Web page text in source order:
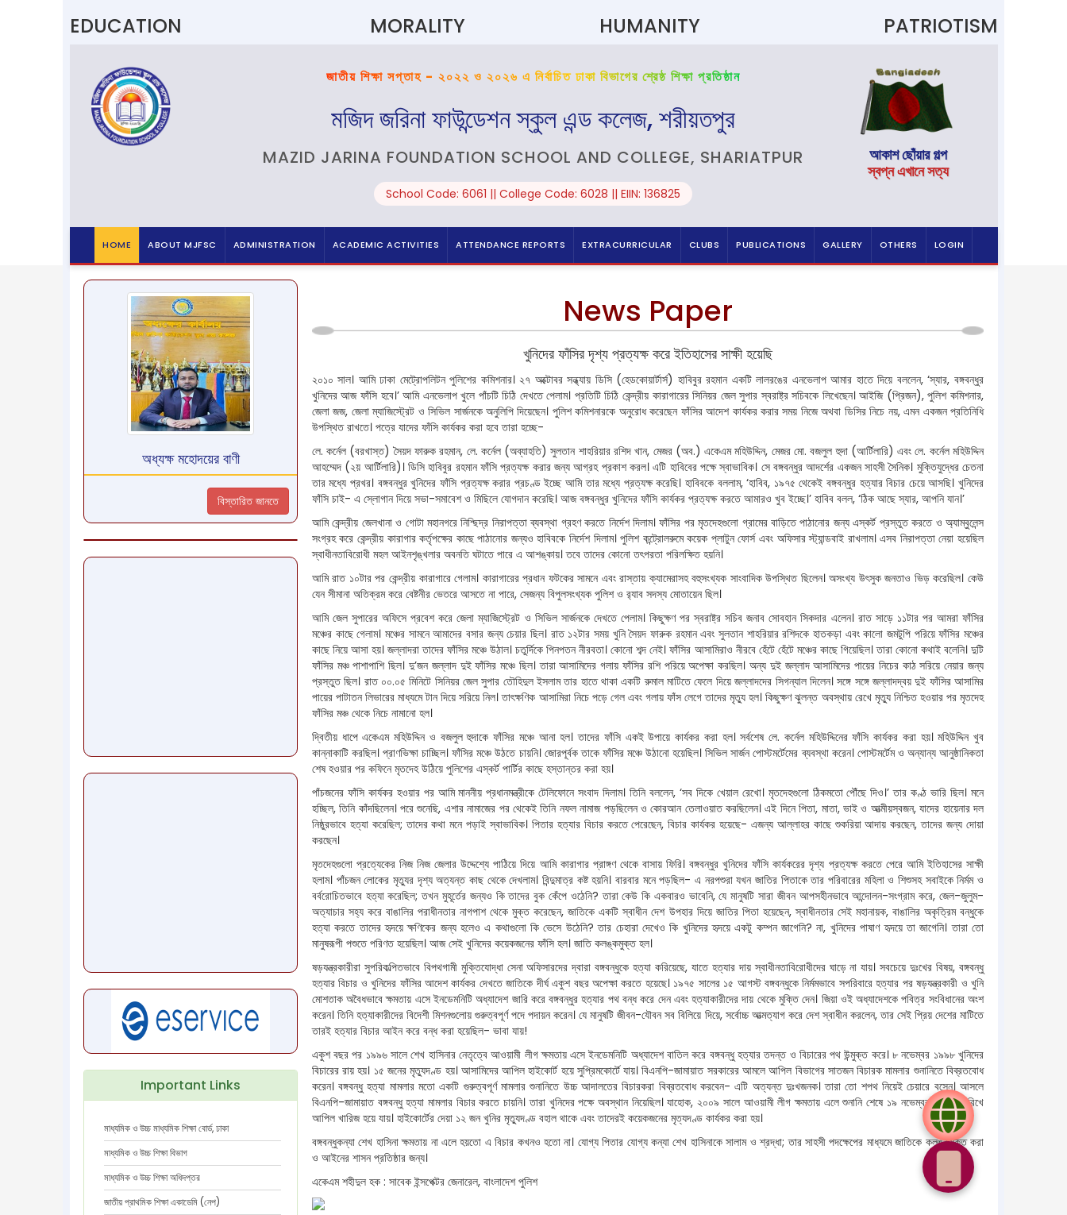
EDUCATION MORALITY HUMANITY PATRIOTISM
জাতীয় শিক্ষা সপ্তাহ - ২০২২ ও ২০২৬ এ নির্বাচিত ঢাকা বিভাগের শ্রেষ্ঠ শিক্ষা প্রতিষ্ঠান
মজিদ জরিনা ফাউন্ডেশন স্কুল এন্ড কলেজ, শরীয়তপুর
MAZID JARINA FOUNDATION SCHOOL AND COLLEGE, SHARIATPUR
School Code: 6061 || College Code: 6028 || EIIN: 136825
আকাশ ছোঁয়ার গল্প
স্বপ্ন এখানে সত্য
HOME ABOUT MJFSC ADMINISTRATION ACADEMIC ACTIVITIES ATTENDANCE REPORTS EXTRACURRICULAR CLUBS PUBLICATIONS GALLERY OTHERS LOGIN
অধ্যক্ষ মহোদয়ের বাণী
বিস্তারিত জানতে
Important Links
মাধ্যমিক ও উচ্চ মাধ্যমিক শিক্ষা বোর্ড, ঢাকা
মাধ্যমিক ও উচ্চ শিক্ষা বিভাগ
মাধ্যমিক ও উচ্চ শিক্ষা অধিদপ্তর
জাতীয় প্রাথমিক শিক্ষা একাডেমি (নেপ)
News Paper
খুনিদের ফাঁসির দৃশ্য প্রত্যক্ষ করে ইতিহাসের সাক্ষী হয়েছি
২০১০ সাল। আমি ঢাকা মেট্রোপলিটন পুলিশের কমিশনার। ২৭ অক্টোবর সন্ধ্যায় ডিসি (হেডকোয়ার্টার্স) হাবিবুর রহমান একটি লালরঙের এনভেলাপ আমার হাতে দিয়ে বললেন, ‘স্যার, বঙ্গবন্ধুর
খুনিদের আজ ফাঁসি হবে।’ আমি এনভেলাপ খুলে পাঁচটি চিঠি দেখতে পেলাম। প্রতিটি চিঠি কেন্দ্রীয় কারাগারের সিনিয়র জেল সুপার স্বরাষ্ট্র সচিবকে লিখেছেন। আইজি (প্রিজন), পুলিশ কমিশনার,
জেলা জজ, জেলা ম্যাজিস্ট্রেট ও সিভিল সার্জনকে অনুলিপি দিয়েছেন। পুলিশ কমিশনারকে অনুরোধ করেছেন ফাঁসির আদেশ কার্যকর করার সময় নিজে অথবা ডিসির নিচে নয়, এমন একজন প্রতিনিধি
উপস্থিত রাখতে। পত্রে যাদের ফাঁসি কার্যকর করা হবে তারা হচ্ছে-
লে. কর্নেল (বরখাস্ত) সৈয়দ ফারুক রহমান, লে. কর্নেল (অব্যাহতি) সুলতান শাহরিয়ার রশিদ খান, মেজর (অব.) একেএম মহিউদ্দিন, মেজর মো. বজলুল হুদা (আর্টিলারি) এবং লে. কর্নেল মহিউদ্দিন
আহম্মেদ (২য় আর্টিলারি)। ডিসি হাবিবুর রহমান ফাঁসি প্রত্যক্ষ করার জন্য আগ্রহ প্রকাশ করল। এটি হাবিবের পক্ষে স্বাভাবিক। সে বঙ্গবন্ধুর আদর্শের একজন সাহসী সৈনিক। মুক্তিযুদ্ধের চেতনা
তার মধ্যে প্রখর। বঙ্গবন্ধুর খুনিদের ফাঁসি প্রত্যক্ষ করার প্রচণ্ড ইচ্ছে আমি তার মধ্যে প্রত্যক্ষ করেছি। হাবিবকে বললাম, ‘হাবিব, ১৯৭৫ থেকেই বঙ্গবন্ধুর হত্যার বিচার চেয়ে আসছি। খুনিদের
ফাঁসি চাই- এ স্লোগান দিয়ে সভা-সমাবেশ ও মিছিলে যোগদান করেছি। আজ বঙ্গবন্ধুর খুনিদের ফাঁসি কার্যকর প্রত্যক্ষ করতে আমারও খুব ইচ্ছে।’ হাবিব বলল, ‘ঠিক আছে স্যার, আপনি যান।’
আমি কেন্দ্রীয় জেলখানা ও গোটা মহানগরে নিশ্ছিদ্র নিরাপত্তা ব্যবস্থা গ্রহণ করতে নির্দেশ দিলাম। ফাঁসির পর মৃতদেহগুলো গ্রামের বাড়িতে পাঠানোর জন্য এস্কর্ট প্রস্তুত করতে ও অ্যাম্বুলেন্স
সংগ্রহ করে কেন্দ্রীয় কারাগার কর্তৃপক্ষের কাছে পাঠানোর জন্যও হাবিবকে নির্দেশ দিলাম। পুলিশ কন্ট্রোলরুমে কয়েক প্লাটুন ফোর্স এবং অফিসার স্ট্যান্ডবাই রাখলাম। এসব নিরাপত্তা নেয়া হয়েছিল
স্বাধীনতাবিরোধী মহল আইনশৃঙ্খলার অবনতি ঘটাতে পারে এ আশঙ্কায়। তবে তাদের কোনো তৎপরতা পরিলক্ষিত হয়নি।
আমি রাত ১০টার পর কেন্দ্রীয় কারাগারে গেলাম। কারাগারের প্রধান ফটকের সামনে এবং রাস্তায় ক্যামেরাসহ বহুসংখ্যক সাংবাদিক উপস্থিত ছিলেন। অসংখ্য উৎসুক জনতাও ভিড় করেছিল। কেউ
যেন সীমানা অতিক্রম করে বেষ্টনীর ভেতরে আসতে না পারে, সেজন্য বিপুলসংখ্যক পুলিশ ও র‌্যাব সদস্য মোতায়েন ছিল।
আমি জেল সুপারের অফিসে প্রবেশ করে জেলা ম্যাজিস্ট্রেট ও সিভিল সার্জনকে দেখতে পেলাম। কিছুক্ষণ পর স্বরাষ্ট্র সচিব জনাব সোবহান সিকদার এলেন। রাত সাড়ে ১১টার পর আমরা ফাঁসির
মঞ্চের কাছে গেলাম। মঞ্চের সামনে আমাদের বসার জন্য চেয়ার ছিল। রাত ১২টার সময় খুনি সৈয়দ ফারুক রহমান এবং সুলতান শাহরিয়ার রশিদকে হাতকড়া এবং কালো জমটুপি পরিয়ে ফাঁসির মঞ্চের
কাছে নিয়ে আসা হয়। জল্লাদরা তাদের ফাঁসির মঞ্চে উঠাল। চতুর্দিকে পিনপতন নীরবতা। কোনো শব্দ নেই। ফাঁসির আসামিরাও নীরবে হেঁটে হেঁটে মঞ্চের কাছে গিয়েছিল। তারা কোনো কথাই বলেনি। দুটি
ফাঁসির মঞ্চ পাশাপাশি ছিল। দু’জন জল্লাদ দুই ফাঁসির মঞ্চে ছিল। তারা আসামিদের গলায় ফাঁসির রশি পরিয়ে অপেক্ষা করছিল। অন্য দুই জল্লাদ আসামিদের পায়ের নিচের কাঠ সরিয়ে নেয়ার জন্য
প্রস্তুত ছিল। রাত ০০.০৫ মিনিটে সিনিয়র জেল সুপার তৌহিদুল ইসলাম তার হাতে থাকা একটি রুমাল মাটিতে ফেলে দিয়ে জল্লাদদের সিগন্যাল দিলেন। সঙ্গে সঙ্গে জল্লাদদ্বয় দুই ফাঁসির আসামির
পায়ের পাটাতন লিভারের মাধ্যমে টান দিয়ে সরিয়ে নিল। তাৎক্ষণিক আসামিরা নিচে পড়ে গেল এবং গলায় ফাঁস লেগে তাদের মৃত্যু হল। কিছুক্ষণ ঝুলন্ত অবস্থায় রেখে মৃত্যু নিশ্চিত হওয়ার পর মৃতদেহ
ফাঁসির মঞ্চ থেকে নিচে নামানো হল।
দ্বিতীয় ধাপে একেএম মহিউদ্দিন ও বজলুল হুদাকে ফাঁসির মঞ্চে আনা হল। তাদের ফাঁসি একই উপায়ে কার্যকর করা হল। সর্বশেষ লে. কর্নেল মহিউদ্দিনের ফাঁসি কার্যকর করা হয়। মহিউদ্দিন খুব
কান্নাকাটি করছিল। প্রাণভিক্ষা চাচ্ছিল। ফাঁসির মঞ্চে উঠতে চায়নি। জোরপূর্বক তাকে ফাঁসির মঞ্চে উঠানো হয়েছিল। সিভিল সার্জন পোস্টমর্টেমের ব্যবস্থা করেন। পোস্টমর্টেম ও অন্যান্য আনুষ্ঠানিকতা
শেষ হওয়ার পর কফিনে মৃতদেহ উঠিয়ে পুলিশের এস্কর্ট পার্টির কাছে হস্তান্তর করা হয়।
পাঁচজনের ফাঁসি কার্যকর হওয়ার পর আমি মাননীয় প্রধানমন্ত্রীকে টেলিফোনে সংবাদ দিলাম। তিনি বললেন, ‘সব দিকে খেয়াল রেখো। মৃতদেহগুলো ঠিকমতো পৌঁছে দিও।’ তার কণ্ঠ ভারি ছিল। মনে
হচ্ছিল, তিনি কাঁদছিলেন। পরে শুনেছি, এশার নামাজের পর থেকেই তিনি নফল নামাজ পড়ছিলেন ও কোরআন তেলাওয়াত করছিলেন। এই দিনে পিতা, মাতা, ভাই ও আত্মীয়স্বজন, যাদের হায়েনার দল
নিষ্ঠুরভাবে হত্যা করেছিল; তাদের কথা মনে পড়াই স্বাভাবিক। পিতার হত্যার বিচার করতে পেরেছেন, বিচার কার্যকর হয়েছে- এজন্য আল্লাহর কাছে শুকরিয়া আদায় করছেন, তাদের জন্য দোয়া
করছেন।
মৃতদেহগুলো প্রত্যেকের নিজ নিজ জেলার উদ্দেশ্যে পাঠিয়ে দিয়ে আমি কারাগার প্রাঙ্গণ থেকে বাসায় ফিরি। বঙ্গবন্ধুর খুনিদের ফাঁসি কার্যকরের দৃশ্য প্রত্যক্ষ করতে পেরে আমি ইতিহাসের সাক্ষী
হলাম। পাঁচজন লোকের মৃত্যুর দৃশ্য অত্যন্ত কাছ থেকে দেখলাম। বিন্দুমাত্র কষ্ট হয়নি। বারবার মনে পড়ছিল- এ নরপশুরা যখন জাতির পিতাকে তার পরিবারের মহিলা ও শিশুসহ সবাইকে নির্মম ও
বর্বরোচিতভাবে হত্যা করেছিল; তখন মুহূর্তের জন্যও কি তাদের বুক কেঁপে ওঠেনি? তারা কেউ কি একবারও ভাবেনি, যে মানুষটি সারা জীবন আপসহীনভাবে আন্দোলন-সংগ্রাম করে, জেল-জুলুম-
অত্যাচার সহ্য করে বাঙালির পরাধীনতার নাগপাশ থেকে মুক্ত করেছেন, জাতিকে একটি স্বাধীন দেশ উপহার দিয়ে জাতির পিতা হয়েছেন, স্বাধীনতার সেই মহানায়ক, বাঙালির অকৃত্রিম বন্ধুকে
হত্যা করতে তাদের হৃদয়ে ক্ষণিকের জন্য হলেও এ কথাগুলো কি ভেসে উঠেনি? তার চেহারা দেখেও কি খুনিদের হৃদয়ে একটু কম্পন জাগেনি? না, খুনিদের পাষাণ হৃদয়ে তা জাগেনি। তারা তো
মানুষরূপী পশুতে পরিণত হয়েছিল। আজ সেই খুনিদের কয়েকজনের ফাঁসি হল। জাতি কলঙ্কমুক্ত হল।
ষড়যন্ত্রকারীরা সুপরিকল্পিতভাবে বিপথগামী মুক্তিযোদ্ধা সেনা অফিসারদের দ্বারা বঙ্গবন্ধুকে হত্যা করিয়েছে, যাতে হত্যার দায় স্বাধীনতাবিরোধীদের ঘাড়ে না যায়। সবচেয়ে দুঃখের বিষয়, বঙ্গবন্ধু
হত্যার বিচার ও খুনিদের ফাঁসির আদেশ কার্যকর দেখতে জাতিকে দীর্ঘ একুশ বছর অপেক্ষা করতে হয়েছে। ১৯৭৫ সালের ১৫ আগস্ট বঙ্গবন্ধুকে নির্মমভাবে সপরিবারে হত্যার পর ষড়যন্ত্রকারী ও খুনি
মোশতাক অবৈধভাবে ক্ষমতায় এসে ইনডেমনিটি অধ্যাদেশ জারি করে বঙ্গবন্ধুর হত্যার পথ বন্ধ করে দেন এবং হত্যাকারীদের দায় থেকে মুক্তি দেন। জিয়া ওই অধ্যাদেশকে পবিত্র সংবিধানের অংশ
করেন। তিনি হত্যাকারীদের বিদেশী মিশনগুলোয় গুরুত্বপূর্ণ পদে পদায়ন করেন। যে মানুষটি জীবন-যৌবন সব বিলিয়ে দিয়ে, সর্বোচ্চ আত্মত্যাগ করে দেশ স্বাধীন করলেন, তার সেই প্রিয় দেশের মাটিতে
তারই হত্যার বিচার আইন করে বন্ধ করা হয়েছিল- ভাবা যায়!
একুশ বছর পর ১৯৯৬ সালে শেখ হাসিনার নেতৃত্বে আওয়ামী লীগ ক্ষমতায় এসে ইনডেমনিটি অধ্যাদেশ বাতিল করে বঙ্গবন্ধু হত্যার তদন্ত ও বিচারের পথ উন্মুক্ত করে। ৮ নভেম্বর ১৯৯৮ খুনিদের
বিচারের রায় হয়। ১৫ জনের মৃত্যুদণ্ড হয়। আসামিদের আপিল হাইকোর্ট হয়ে সুপ্রিমকোর্টে যায়। বিএনপি-জামায়াত সরকারের আমলে আপিল বিভাগের সাতজন বিচারক মামলার শুনানিতে বিব্রতবোধ
করেন। বঙ্গবন্ধু হত্যা মামলার মতো একটি গুরুত্বপূর্ণ মামলার শুনানিতে উচ্চ আদালতের বিচারকরা বিব্রতবোধ করবেন- এটি অত্যন্ত দুঃখজনক। তারা তো শপথ নিয়েই চেয়ারে বসেন। আসলে
বিএনপি-জামায়াত বঙ্গবন্ধু হত্যা মামলার বিচার করতে চায়নি। তারা খুনিদের পক্ষে অবস্থান নিয়েছিল। যাহোক, ২০০৯ সালে আওয়ামী লীগ ক্ষমতায় এলে শুনানি শেষে ১৯ নভেম্বর ২০০৯ তারিখে
আপিল খারিজ হয়ে যায়। হাইকোর্টের দেয়া ১২ জন খুনির মৃত্যুদণ্ড বহাল থাকে এবং তাদেরই কয়েকজনের মৃত্যদণ্ড কার্যকর করা হয়।
বঙ্গবন্ধুকন্যা শেখ হাসিনা ক্ষমতায় না এলে হয়তো এ বিচার কখনও হতো না। যোগ্য পিতার যোগ্য কন্যা শেখ হাসিনাকে সালাম ও শ্রদ্ধা; তার সাহসী পদক্ষেপের মাধ্যমে জাতিকে কলঙ্কমুক্ত করা
ও আইনের শাসন প্রতিষ্ঠার জন্য।
একেএম শহীদুল হক : সাবেক ইন্সপেক্টর জেনারেল, বাংলাদেশ পুলিশ